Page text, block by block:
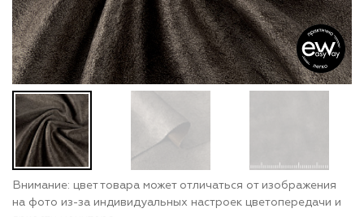
Внимание: цвет товара может отличаться от изображения
на фото из-за индивидуальных настроек цветопередачи и